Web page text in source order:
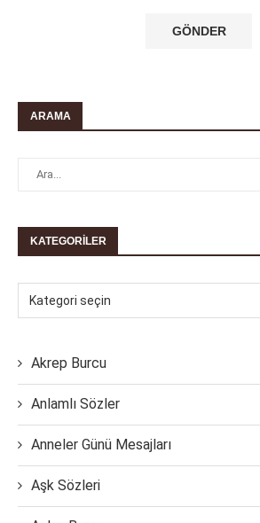
ARAMA
KATEGORILER
Akrep Burcu
Anlamlı Sözler
Anneler Günü Mesajları
Aşk Sözleri